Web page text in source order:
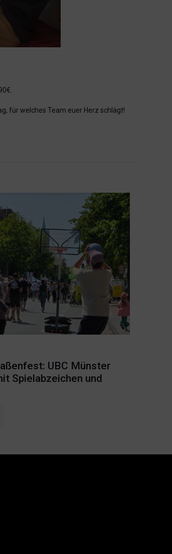
für welches Team euer Herz schlägt!
UBC Münster
Spielabzeichen und